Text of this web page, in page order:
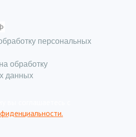
персональных
обработку
данных